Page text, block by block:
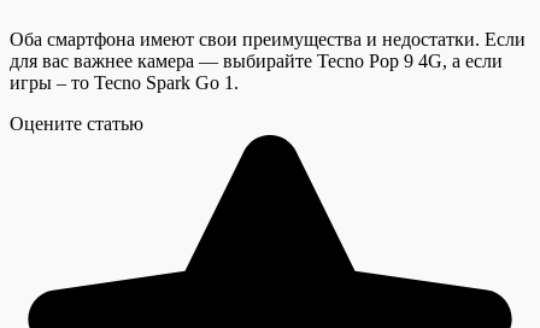
Оба смартфона имеют свои преимущества и недостатки. Если
для вас важнее камера — выбирайте Tecno Pop 9 4G, а если
игры – то Tecno Spark Go 1.
Оцените статью